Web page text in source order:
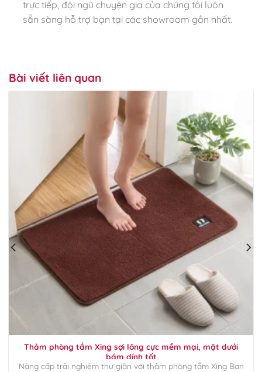
trực tiếp, đội ngũ chuyên gia của chúng tôi luôn
sẵn sàng hỗ trợ bạn tại các showroom gần nhất.
Bài viết liên quan
Thảm phòng tắm Xing sợi lông cực mềm mại, mặt dưới
bám dính tốt
Nâng cấp trải nghiệm thư giãn với thảm phòng tắm Xing Bạn